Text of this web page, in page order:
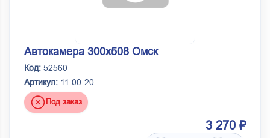
Автокамера 300х508 Омск
Код: 52560
Артикул: 11.00-20
Под заказ
3 270 ₽